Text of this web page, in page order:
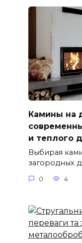
Камины на
и теплого
Выбирая
загородных
0 4